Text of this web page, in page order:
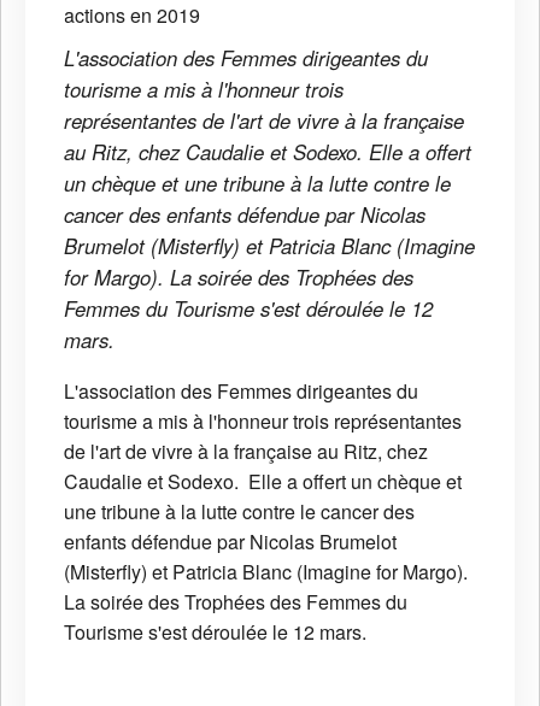
L'association des Femmes dirigeantes du
tourisme a mis à l'honneur trois
représentantes de l'art de vivre à la française
au Ritz, chez Caudalie et Sodexo. Elle a offert
un chèque et une tribune à la lutte contre le
cancer des enfants défendue par Nicolas
Brumelot (Misterfly) et Patricia Blanc (Imagine
for Margo). La soirée des Trophées des
Femmes du Tourisme s'est déroulée le 12
mars.
L'association des Femmes dirigeantes du
tourisme a mis à l'honneur trois représentantes
de l'art de vivre à la française au Ritz, chez
Caudalie et Sodexo. Elle a offert un chèque et
une tribune à la lutte contre le cancer des
enfants défendue par Nicolas Brumelot
(Misterfly) et Patricia Blanc (Imagine for Margo).
La soirée des Trophées des Femmes du
Tourisme s'est déroulée le 12 mars.